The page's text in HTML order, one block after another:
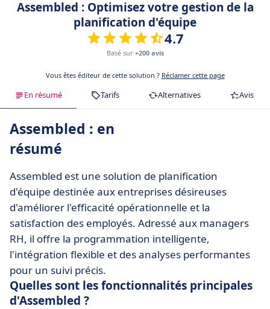
Assembled : Optimisez votre gestion de la
planification d'équipe
4.7
Basé sur +200 avis
Vous êtes éditeur de cette solution ? Réclamer cette page
En résumé Tarifs Alternatives Avis
Assembled : en
résumé
Assembled est une solution de planification
d'équipe destinée aux entreprises désireuses
d'améliorer l'efficacité opérationnelle et la
satisfaction des employés. Adressé aux managers
RH, il offre la programmation intelligente,
l'intégration flexible et des analyses performantes
pour un suivi précis.
Quelles sont les fonctionnalités principales
d'Assembled ?